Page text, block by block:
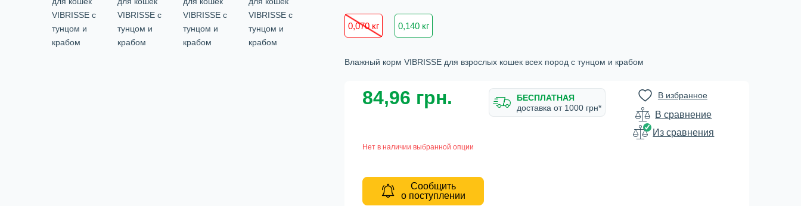
0,070 кг 0,140 кг
Влажный корм VIBRISSE для взрослых кошек всех пород с тунцом и крабом
84,96 грн.
БЕСПЛАТНАЯ
доставка от 1000 грн*
В избранное
В сравнение
Из сравнения
Нет в наличии выбранной опции
Сообщить
о поступлении